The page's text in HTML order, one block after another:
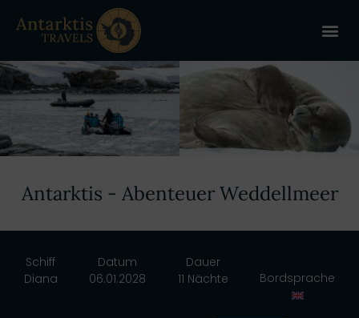
Antarktis - Abenteuer Weddellmeer
Schiff
Diana
Datum
06.01.2028
Dauer
11 Nächte
Bordsprache